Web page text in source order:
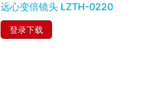
远心变倍镜头 LZTH-0220
登录下载